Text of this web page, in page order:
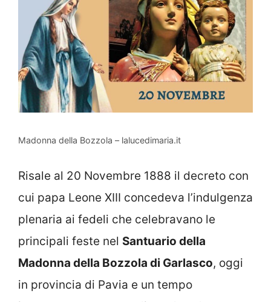
Madonna della Bozzola – lalucedimaria.it
Risale al 20 Novembre 1888 il decreto con
cui papa Leone XIII concedeva l’indulgenza
plenaria ai fedeli che celebravano le
principali feste nel Santuario della
Madonna della Bozzola di Garlasco, oggi
in provincia di Pavia e un tempo